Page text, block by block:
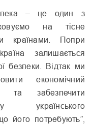
– це один з
на тісне
країнами. Попри
залишається
безпеки. Відтак ми
економічний
та забезпечити
українського
його потребують”,